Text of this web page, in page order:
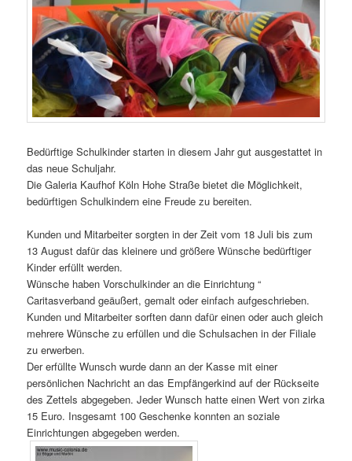
Bedürftige Schulkinder starten in diesem Jahr gut ausgestattet in
das neue Schuljahr.
Die Galeria Kaufhof Köln Hohe Straße bietet die Möglichkeit,
bedürftigen Schulkindern eine Freude zu bereiten.
Kunden und Mitarbeiter sorgten in der Zeit vom 18 Juli bis zum
13 August dafür das kleinere und größere Wünsche bedürftiger
Kinder erfüllt werden.
Wünsche haben Vorschulkinder an die Einrichtung “
Caritasverband geäußert, gemalt oder einfach aufgeschrieben.
Kunden und Mitarbeiter sorften dann dafür einen oder auch gleich
mehrere Wünsche zu erfüllen und die Schulsachen in der Filiale
zu erwerben.
Der erfüllte Wunsch wurde dann an der Kasse mit einer
persönlichen Nachricht an das Empfängerkind auf der Rückseite
des Zettels abgegeben. Jeder Wunsch hatte einen Wert von zirka
15 Euro. Insgesamt 100 Geschenke konnten an soziale
Einrichtungen abgegeben werden.